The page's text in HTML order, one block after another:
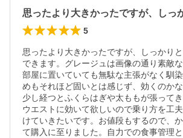
5
思ったより大きかったですが、しっかり
できます。グレージュは画像の通り素敵
部屋に置いていても無駄な主張がなく馴
めもそれほど固いとは感じず、効くのか
少し経つとふくらはぎや太ももが張って
ウエストに効いて欲しいので乗り方を工
けていきたいです。お値段もするので、
て購入に至りました。自力での食事管理